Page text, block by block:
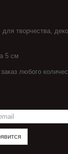
творчества,
5 см
любого